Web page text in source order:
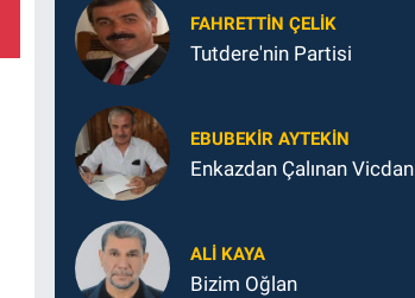
FAHRETTIN ÇELİK
Tutdere'nin Partisi
EBUBEKIR AYTEKIN
Enkazdan Çalınan Vicdan
ALI KAYA
Bizim Oğlan